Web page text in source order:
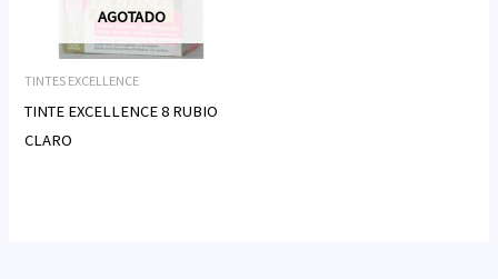
AGOTADO
TINTES EXCELLENCE
TINTE EXCELLENCE 8 RUBIO
CLARO